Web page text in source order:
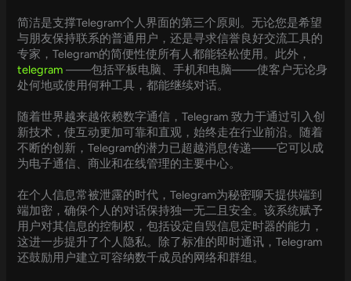
简洁是支撑Telegram个人界面的第三个原则。无论您是希望
与朋友保持联系的普通用户，还是寻求信誉良好交流工具的
专家，Telegram的简便性使所有人都能轻松使用。此外，
telegram ——包括平板电脑、手机和电脑——使客户无论身
处何地或使用何种工具，都能继续对话。
随着世界越来越依赖数字通信，Telegram 致力于通过引入创
新技术，使互动更加可靠和直观，始终走在行业前沿。随着
不断的创新，Telegram的潜力已超越消息传递——它可以成
为电子通信、商业和在线管理的主要中心。
在个人信息常被泄露的时代，Telegram为秘密聊天提供端到
端加密，确保个人的对话保持独一无二且安全。该系统赋予
用户对其信息的控制权，包括设定自毁信息定时器的能力，
这进一步提升了个人隐私。除了标准的即时通讯，Telegram
还鼓励用户建立可容纳数千成员的网络和群组。